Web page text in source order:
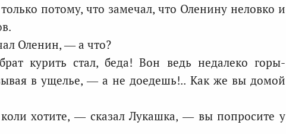
потому, что замечал, что Оленину неловко и
Оленин, — а что?
курить стал, беда! Вон ведь недалеко горы-
в ущелье, — а не доедешь!.. Как же вы домой
хотите, — сказал Лукашка, — вы попросите у